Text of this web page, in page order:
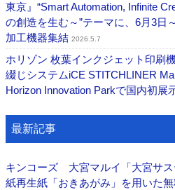
東京』“Smart Automation, Infinite
の創造を生む～”テーマに、6月3日
加工機器集結 2026.5.7
ホリゾン 枚葉インクジェット印刷
綴じシステムiCE STITCHLINER
Horizon Innovation Parkで国内初展
最新記事
キンコーズ 大宮マルイ「大宮サ
紙再生紙「おきあがみ」を用いた